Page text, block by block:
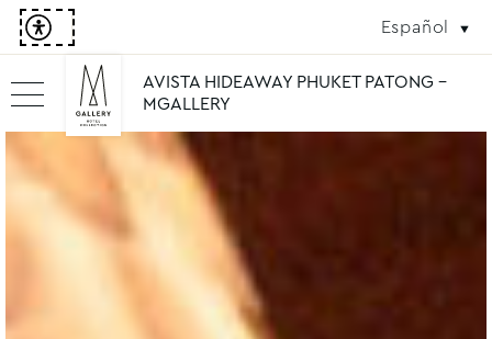
Español
AVISTA HIDEAWAY PHUKET PATONG -
MGALLERY